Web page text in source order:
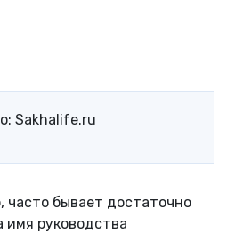
Sakhalife.ru
часто бывает достаточно
руководства